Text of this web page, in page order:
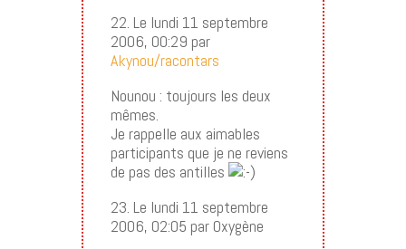
22. Le lundi 11 septembre
2006, 00:29 par
Akynou/racontars
Nounou : toujours les deux
mêmes.
Je rappelle aux aimables
participants que je ne reviens
de pas des antilles
23. Le lundi 11 septembre
2006, 02:05 par Oxygène